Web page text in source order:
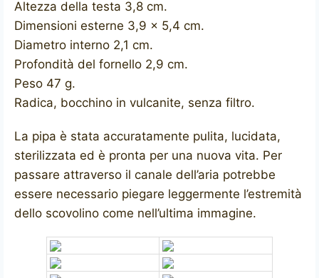
Altezza della testa 3,8 cm.
Dimensioni esterne 3,9 x 5,4 cm.
Diametro interno 2,1 cm.
Profondità del fornello 2,9 cm.
Peso 47 g.
Radica, bocchino in vulcanite, senza filtro.
La pipa è stata accuratamente pulita, lucidata,
sterilizzata ed è pronta per una nuova vita. Per
passare attraverso il canale dell’aria potrebbe
essere necessario piegare leggermente l’estremità
dello scovolino come nell’ultima immagine.